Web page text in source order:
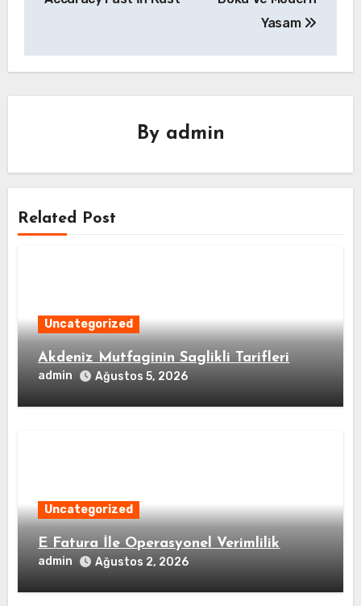
Yasam
By admin
Related Post
Uncategorized
Akdeniz Mutfaginin Saglikli Tarifleri
admin Ağustos 5, 2026
Uncategorized
E Fatura İle Operasyonel Verimlilik
admin Ağustos 2, 2026